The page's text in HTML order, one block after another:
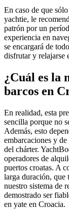
En caso de que
yachtie, le
patrón por un
experiencia en
se encargará de
disfrutar y relajarse
¿Cuál es la
barcos en
En realidad, esta
sencilla porque no
Además, esto
embarcaciones y
del chárter.
operadores de
puertos croatas. A
larga duración, que
nuestro sistema de
demostrado ser
en yate en Croacia.